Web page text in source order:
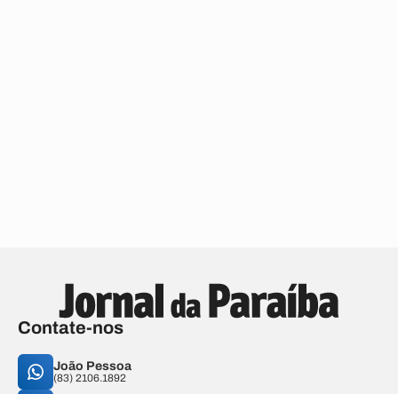
Contate-nos
João Pessoa
(83) 2106.1892